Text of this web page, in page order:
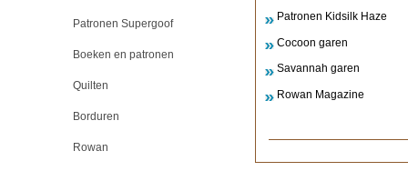
Patronen Supergoof
Boeken en patronen
Quilten
Borduren
Rowan
Patronen Kidsilk Haze
Cocoon garen
Savannah garen
Rowan Magazine